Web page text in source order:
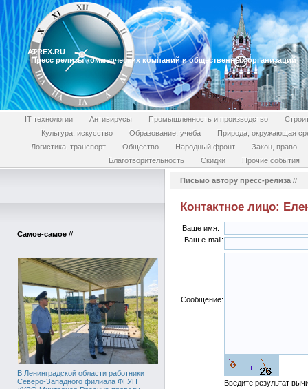
ATREX.RU
Пресс релизы коммерческих компаний и общественных организаций
IT технологии Антивирусы Промышленность и производство
Культура, искусство
Образование, учеба
Природа, окружающая
Логистика, транспорт
Общество Народный фронт
Закон, право
Благотворительность
Скидки Прочие события
Самое-самое //
В Ленинградской области работники
Северо-Западного филиала ФГУП
Письмо автору пресс-релиза //
Контактное лицо:
Ваше имя:
Ваш e-mail:
Сообщение:
Введите результат